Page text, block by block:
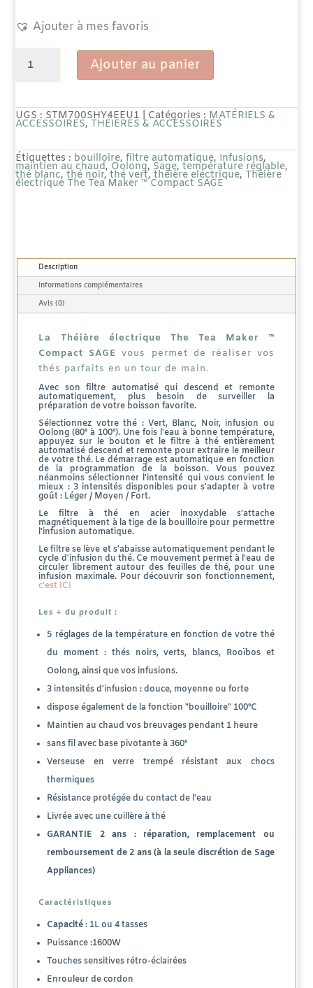
Ajouter à mes favoris
quantité
de
Théière
The
Tea
Compact
SAGE
Ajouter au panier
UGS : STM700SHY4EEU1 Catégories : MATÉRIELS &
ACCESSOIRES, THÉIÈRES & ACCESSOIRES
Étiquettes : bouilloire,filtre automatique, Infusions,
maintien au chaud,Oolong, Sage,température réglable,
thé blanc,thé noir,thé vert,théière electrique, Théière
électrique The Tea Maker ™ Compact SAGE
Description
Informations complémentaires
Avis (0)
La Théière électrique The Tea Maker ™
Compact SAGE vous permet de réaliser vos
thés parfaits en un tour de main.
Avec son filtre automatisé qui descend et remonte
automatiquement, plus besoin de surveiller la
préparation de votre boisson favorite.
Sélectionnez votre thé : Vert, Blanc, Noir, infusion ou
Oolong (80° à 100°). Une fois l'eau à bonne température,
appuyez sur le bouton et le filtre à thé entièrement
automatisé descend et remonte pour extraire le meilleur
de votre thé. Le démarrage est automatique en fonction
de la programmation de la boisson. Vous pouvez
néanmoins sélectionner l'intensité qui vous convient le
mieux : 3 intensités disponibles pour s'adapter à votre
goût : Léger / Moyen / Fort.
Le filtre à thé en acier inoxydable s'attache
magnétiquement à la tige de la bouilloire pour permettre
l'infusion automatique.
Le filtre se lève et s'abaisse automatiquement pendant le
cycle d'infusion du thé. Ce mouvement permet à l'eau de
circuler librement autour des feuilles de thé, pour une
infusion maximale. Pour découvrir son fonctionnement,
c'est ICI
Les + du produit :
5 réglages de la température en fonction de votre thé
du moment : thés noirs, verts, blancs, Rooïbos et
Oolong, ainsi que vos infusions.
3 intensités d'infusion : douce, moyenne ou forte
dispose également de la fonction "bouilloire" 100°C
Maintien au chaud vos breuvages pendant 1 heure
sans fil avec base pivotante à 360°
Verseuse en verre trempé résistant aux chocs
thermiques
Résistance protégée du contact de l'eau
Livrée avec une cuillère à thé
GARANTIE 2 ans : réparation, remplacement ou
remboursement de 2 ans (à la seule discrétion de Sage
Appliances)
Caractéristiques
Capacité: 1L ou 4 tasses
Puissance :1600W
Touches sensitives rétro-éclairées
Enrouleur de cordon